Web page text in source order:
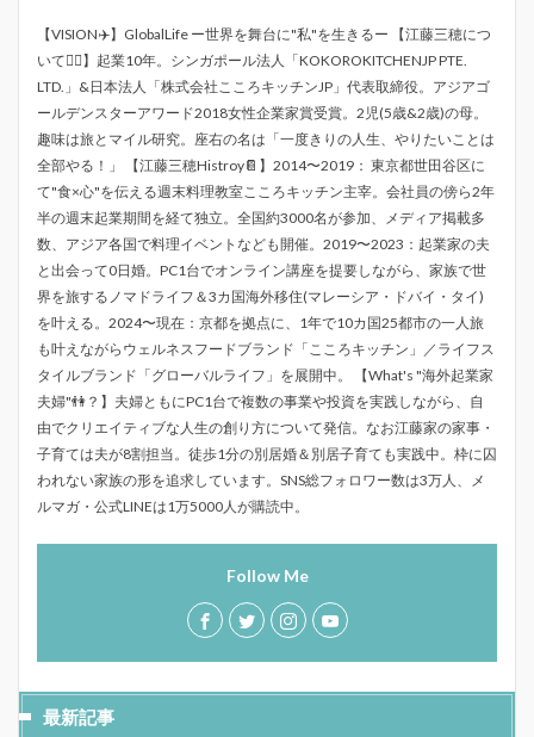
【VISION✈️】GlobalLife ー世界を舞台に"私"を生きるー 【江藤三穂につ
いて💁‍♀️】起業10年。シンガポール法人「KOKOROKITCHENJP PTE.
LTD.」&日本法人「株式会社こころキッチンJP」代表取締役。アジアゴ
ールデンスターアワード2018女性企業家賞受賞。2児(5歳&2歳)の母。
趣味は旅とマイル研究。座右の名は「一度きりの人生、やりたいことは
全部やる！」 【江藤三穂Histroy📔】2014〜2019： 東京都世田谷区に
て"食×心"を伝える週末料理教室こころキッチン主宰。会社員の傍ら2年
半の週末起業期間を経て独立。全国約3000名が参加、メディア掲載多
数、アジア各国で料理イベントなども開催。2019〜2023：起業家の夫
と出会って0日婚。PC1台でオンライン講座を提要しながら、家族で世
界を旅するノマドライフ＆3カ国海外移住(マレーシア・ドバイ・タイ)
を叶える。2024〜現在：京都を拠点に、1年で10カ国25都市の一人旅
も叶えながらウェルネスフードブランド「こころキッチン」／ライフス
タイルブランド「グローバルライフ」を展開中。 【What's "海外起業家
夫婦"👫？】夫婦ともにPC1台で複数の事業や投資を実践しながら、自
由でクリエイティブな人生の創り方について発信。なお江藤家の家事・
子育ては夫が8割担当。徒歩1分の別居婚＆別居子育ても実践中。枠に囚
われない家族の形を追求しています。SNS総フォロワー数は3万人、メ
ルマガ・公式LINEは1万5000人が購読中。
Follow Me
最新記事